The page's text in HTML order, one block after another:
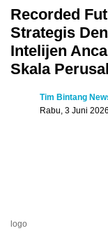
Recorded
Strategis
Intelijen
Skala
Tim Bintang
Rabu, 3 Juni 2026
logo